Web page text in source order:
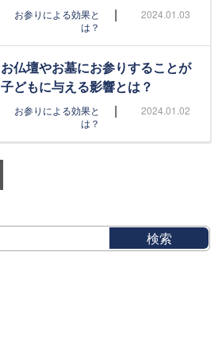
お参りによる効果と
は？
| 2024.01.03
お仏壇やお墓にお参りすることが
子どもに与える影響とは？
お参りによる効果と
は？
| 2024.01.02